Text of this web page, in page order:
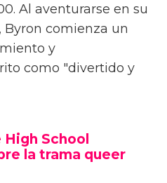
Al aventurarse en su
comienza un
y
como "divertido y
High School
la trama queer